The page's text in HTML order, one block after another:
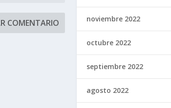
noviembre 2022
octubre 2022
septiembre 2022
agosto 2022